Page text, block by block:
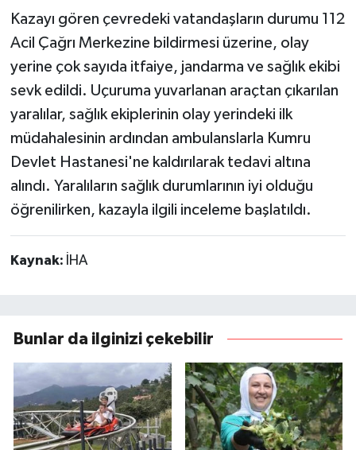
Kazayı gören çevredeki vatandaşların durumu 112
Acil Çağrı Merkezine bildirmesi üzerine, olay
yerine çok sayıda itfaiye, jandarma ve sağlık ekibi
sevk edildi. Uçuruma yuvarlanan araçtan çıkarılan
yaralılar, sağlık ekiplerinin olay yerindeki ilk
müdahalesinin ardından ambulanslarla Kumru
Devlet Hastanesi'ne kaldırılarak tedavi altına
alındı. Yaralıların sağlık durumlarının iyi olduğu
öğrenilirken, kazayla ilgili inceleme başlatıldı.
Kaynak: İHA
Bunlar da ilginizi çekebilir